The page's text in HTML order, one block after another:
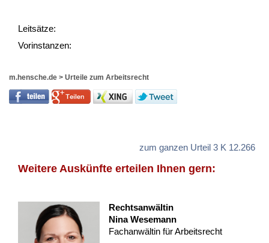
Leit­sätze:
Vor­ins­tan­zen:
m.hensche.de > Urteile zum Arbeitsrecht
zum ganzen Urteil 3 K 12.266
Weitere Auskünfte erteilen Ihnen gern:
Rechtsanwältin
Nina Wesemann
Fachanwältin für Arbeitsrecht